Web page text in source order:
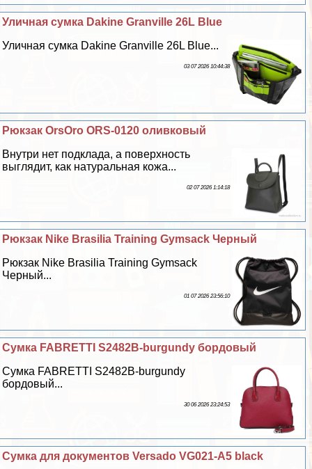
Уличная сумка Dakine Granville 26L Blue
Уличная сумка Dakine Granville 26L Blue...
03 07 2026 10:44:38
Рюкзак OrsOro ORS-0120 оливковый
Внутри нет подклада, а поверхность
выглядит, как натуральная кожа...
02 07 2026 1:14:18
Рюкзак Nike Brasilia Training Gymsack Черный
Рюкзак Nike Brasilia Training Gymsack
Черный...
01 07 2026 23:56:10
Сумка FABRETTI S2482B-burgundy бордовый
Сумка FABRETTI S2482B-burgundy
бордовый...
30 06 2026 23:24:53
Сумка для документов Versado VG021-A5 black